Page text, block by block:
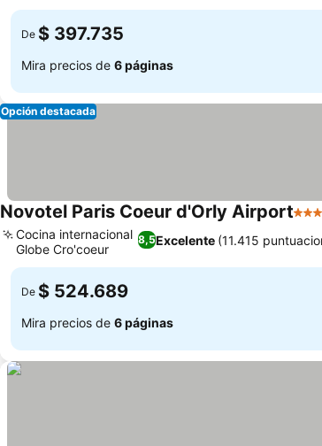
De $ 397.735
Mira precios de 6 páginas
Opción destacada
Novotel Paris Coeur d'Orly Airport4
8,5Excelente (11.415
Cocina internacional
Globe Cro'coeur
De $ 524.689
Mira precios de 6 páginas